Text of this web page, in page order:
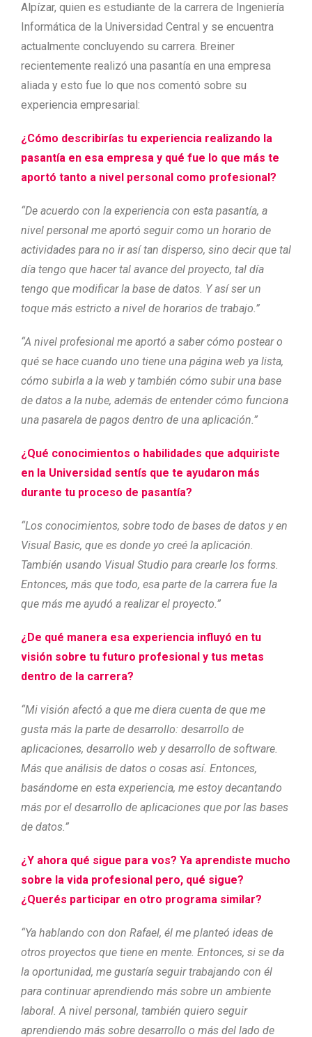
Alpízar, quien es estudiante de la carrera de Ingeniería
Informática de la Universidad Central y se encuentra
actualmente concluyendo su carrera. Breiner
recientemente realizó una pasantía en una empresa
aliada y esto fue lo que nos comentó sobre su
experiencia empresarial:
¿Cómo describirías tu experiencia realizando la
pasantía en esa empresa y qué fue lo que más te
aportó tanto a nivel personal como profesional?
“De acuerdo con la experiencia con esta pasantía, a
nivel personal me aportó seguir como un horario de
actividades para no ir así tan disperso, sino decir que tal
día tengo que hacer tal avance del proyecto, tal día
tengo que modificar la base de datos. Y así ser un
toque más estricto a nivel de horarios de trabajo.”
“A nivel profesional me aportó a saber cómo postear o
qué se hace cuando uno tiene una página web ya lista,
cómo subirla a la web y también cómo subir una base
de datos a la nube, además de entender cómo funciona
una pasarela de pagos dentro de una aplicación.”
¿Qué conocimientos o habilidades que adquiriste
en la Universidad sentís que te ayudaron más
durante tu proceso de pasantía?
“Los conocimientos, sobre todo de bases de datos y en
Visual Basic, que es donde yo creé la aplicación.
También usando Visual Studio para crearle los forms.
Entonces, más que todo, esa parte de la carrera fue la
que más me ayudó a realizar el proyecto.”
¿De qué manera esa experiencia influyó en tu
visión sobre tu futuro profesional y tus metas
dentro de la carrera?
“Mi visión afectó a que me diera cuenta de que me
gusta más la parte de desarrollo: desarrollo de
aplicaciones, desarrollo web y desarrollo de software.
Más que análisis de datos o cosas así. Entonces,
basándome en esta experiencia, me estoy decantando
más por el desarrollo de aplicaciones que por las bases
de datos.”
¿Y ahora qué sigue para vos? Ya aprendiste mucho
sobre la vida profesional pero, qué sigue?
¿Querés participar en otro programa similar?
“Ya hablando con don Rafael, él me planteó ideas de
otros proyectos que tiene en mente. Entonces, si se da
la oportunidad, me gustaría seguir trabajando con él
para continuar aprendiendo más sobre un ambiente
laboral. A nivel personal, también quiero seguir
aprendiendo más sobre desarrollo o más del lado de